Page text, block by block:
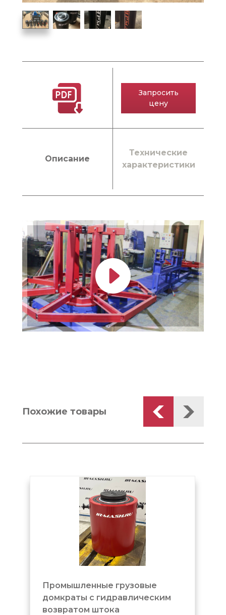
Описание
Технические
характеристики
Запросить
цену
Похожие товары
Промышленные грузовые
домкраты c гидравлическим
возвратом штока